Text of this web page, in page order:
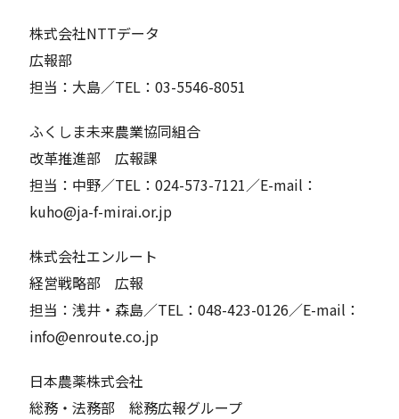
株式会社NTTデータ
広報部
担当：大島／TEL：03-5546-8051
ふくしま未来農業協同組合
改革推進部 広報課
担当：中野／TEL：024-573-7121／E-mail：
kuho@ja-f-mirai.or.jp
株式会社エンルート
経営戦略部 広報
担当：浅井・森島／TEL：048-423-0126／E-mail：
info@enroute.co.jp
日本農薬株式会社
総務・法務部 総務広報グループ